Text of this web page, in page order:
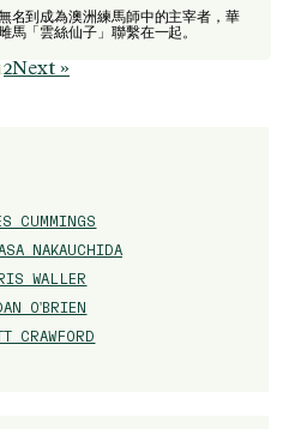
CUMMINGS
NAKAUCHIDA
WALLER
O'BRIEN
CRAWFORD
名到成為澳洲練馬師中的主宰者，華
馬「雲絲仙子」聯繫在一起。
Page
Page
2Next »